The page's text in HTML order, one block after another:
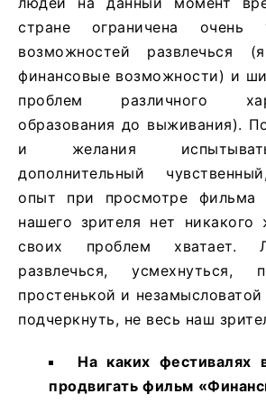
стране ограничена очень
возможностей развлечься
финансовые возможности) и
проблем различного
образования до выживания).
и желания
дополнительный
опыт при просмотре фильма
нашего зрителя нет
своих проблем хватает.
развлечься, усмехнуться,
простенькой и
подчеркнуть, не весь наш
На каких фестивалях
продвигать фильм